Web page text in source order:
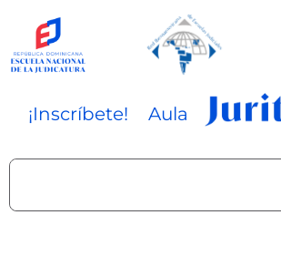
contenido
¡Inscríbete! Aula
Search